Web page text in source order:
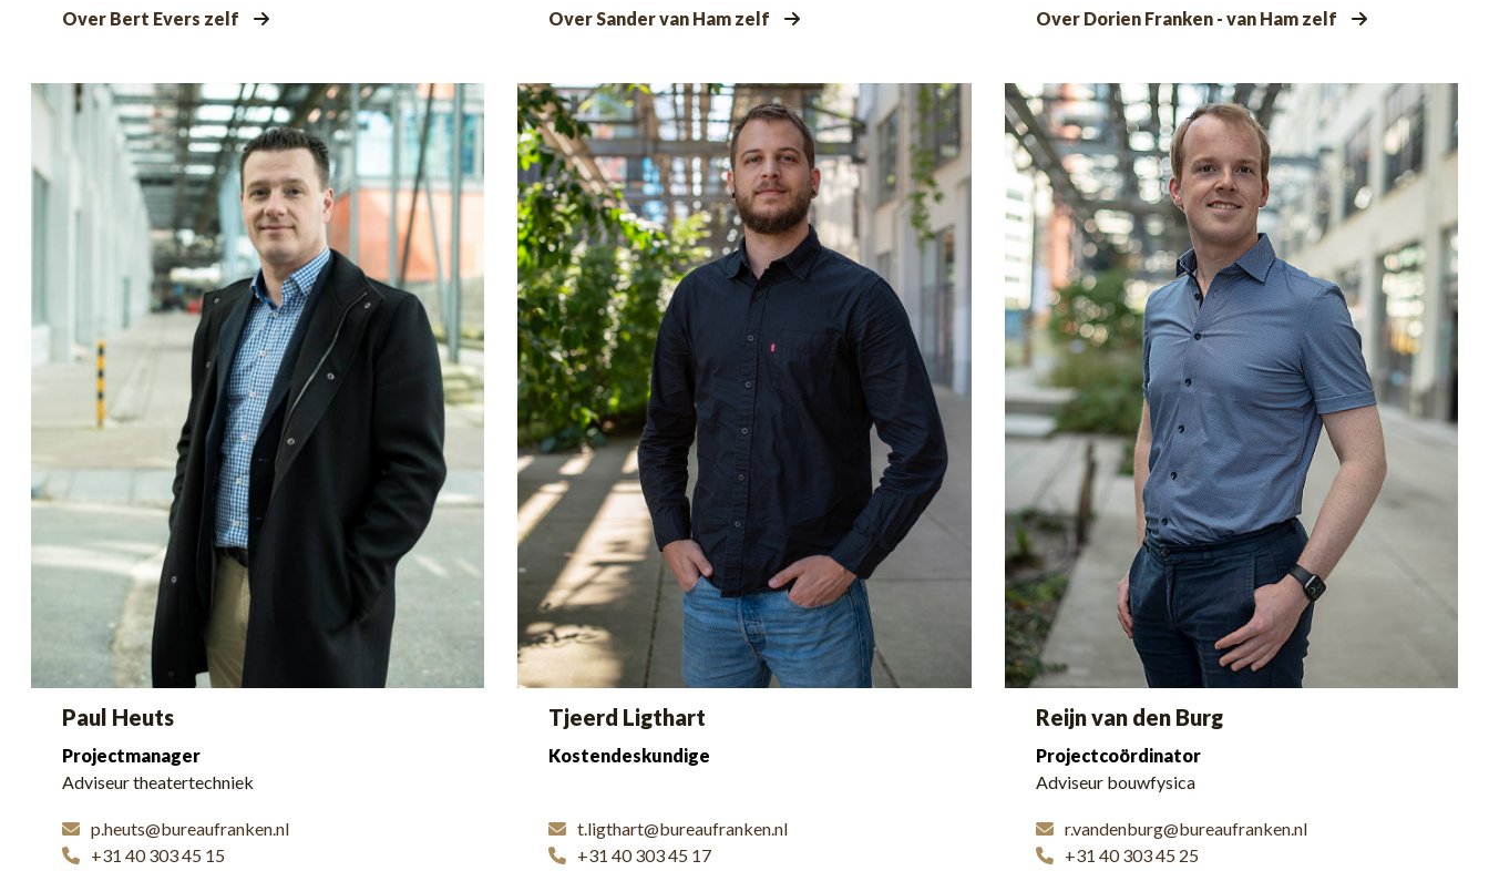
Over Bert Evers zelf Over Sander van Ham zelf Over Dorien Franken - van Ham zelf
Paul Heuts
Projectmanager
Adviseur theatertechniek
p.heuts@bureaufranken.nl
+31 40 303 45 15
Tjeerd Ligthart
Kostendeskundige
t.ligthart@bureaufranken.nl
+31 40 303 45 17
Reijn van den Burg
Projectcoördinator
Adviseur bouwfysica
r.vandenburg@bureaufranken.nl
+31 40 303 45 25